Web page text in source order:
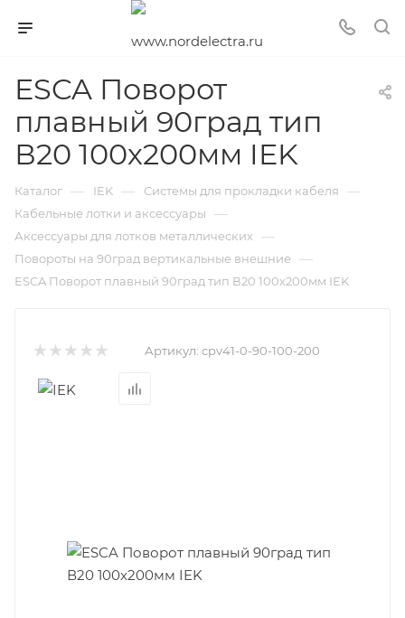
ESCA Поворот
плавный 90град тип
В20 100х200мм IEK
Каталог — IEK — Системы для прокладки кабеля —
Кабельные лотки и аксессуары —
Аксессуары для лотков металлических —
Повороты на 90град вертикальные внешние —
ESCA Поворот плавный 90град тип В20 100х200мм IEK
Артикул: cpv41-0-90-100-200